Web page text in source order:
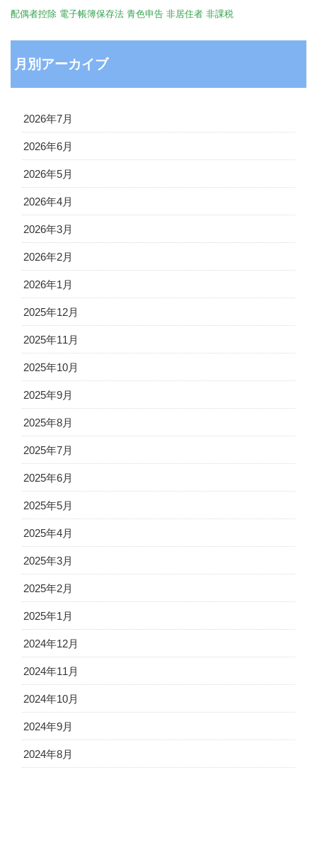
配偶者控除 電子帳簿保存法 青色申告 非居住者 非課税
月別アーカイブ
2026年7月
2026年6月
2026年5月
2026年4月
2026年3月
2026年2月
2026年1月
2025年12月
2025年11月
2025年10月
2025年9月
2025年8月
2025年7月
2025年6月
2025年5月
2025年4月
2025年3月
2025年2月
2025年1月
2024年12月
2024年11月
2024年10月
2024年9月
2024年8月